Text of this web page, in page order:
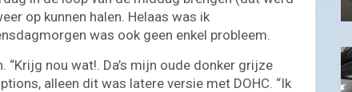
op kunnen halen. Helaas was ik
was ook geen enkel probleem.
“Krijg nou wat!. Da’s mijn oude donker grijze
alleen dit was latere versie met DOHC. “Ik